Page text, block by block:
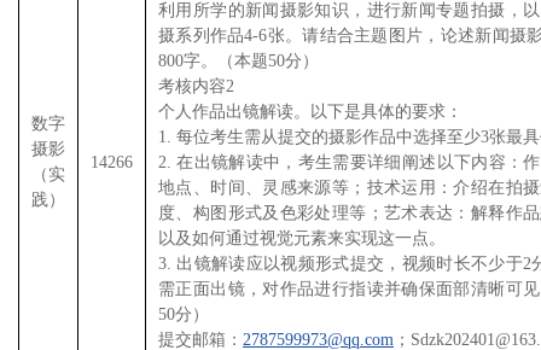
数字
摄影
（实
践）
14266
利用所学的新闻摄影知识，进行新闻专题拍摄，
摄系列作品4-6张。请结合主题图片，论述新闻摄
800字。（本题50分）
考核内容2
个人作品出镜解读。以下是具体的要求：
1. 每位考生需从提交的摄影作品中选择至少3张最
2. 在出镜解读中，考生需要详细阐述以下内容：
地点、时间、灵感来源等；技术运用：介绍在拍
度、构图形式及色彩处理等；艺术表达：解释作
以及如何通过视觉元素来实现这一点。
3. 出镜解读应以视频形式提交，视频时长不少于2
需正面出镜，对作品进行指读并确保面部清晰可
50分）
提交邮箱： 2787599973@qq.com ；